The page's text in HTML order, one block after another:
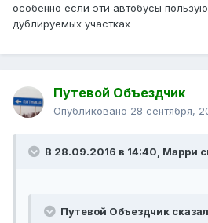
особенно если эти автобусы
дублируемых участках
Путевой Объездчик
Опубликовано 28 сентября,
В 28.09.2016 в 14:40, Марри
Путевой Объездчик